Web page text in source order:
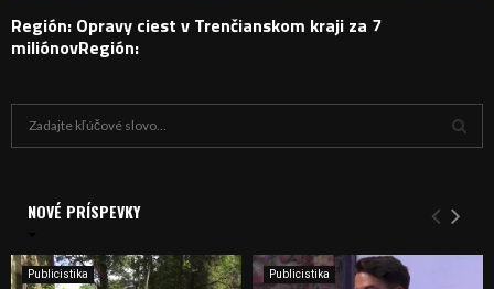
Región: Opravy ciest v Trenčianskom kraji za 7
miliónovRegión:
i
e
Y
H
NOVÉ PRÍSPEVKY
Publicistika Publicistika